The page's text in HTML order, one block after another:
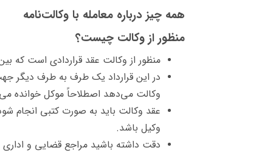
همه چیز درباره معامله با وکالت‌نامه
منظور از وکالت چیست؟
منظور از وکالت عقد قراردادی است که
در این قرارداد یک طرف به طرف دیگر
وکالت می‌دهد اصطلاحاً موکل خوانده
عقد وکالت باید به صورت کتبی انجام
وکیل باشد.
دقت داشته باشید مراجع قضایی و اداری